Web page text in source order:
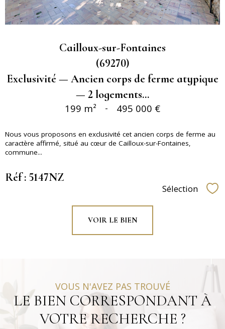
Cailloux-sur-Fontaines
(69270)
Exclusivité — Ancien corps de ferme atypique
— 2 logements...
199 m² - 495 000 €
Nous vous proposons en exclusivité cet ancien corps de ferme au
caractère affirmé, situé au cœur de Cailloux-sur-Fontaines,
commune...
Réf : 5147NZ
Sélection
VOIR LE BIEN
VOUS N'AVEZ PAS TROUVÉ
LE BIEN CORRESPONDANT À
VOTRE RECHERCHE ?